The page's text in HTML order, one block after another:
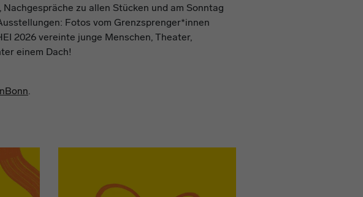
zu allen Stücken und am Sonntag
Fotos vom Grenzsprenger*innen
2026 vereinte junge Menschen, Theater,
einem Dach!
.